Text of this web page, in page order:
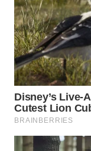
KONSUMEN
LISTRIK
MASYARAKAT
KELISTRIKAN
WALINKI
ID
MAWAKA